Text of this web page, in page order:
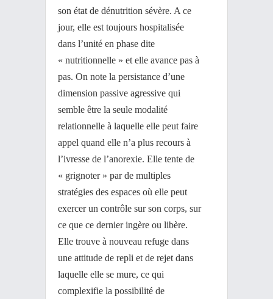
son état de dénutrition sévère. A ce
jour, elle est toujours hospitalisée
dans l’unité en phase dite
« nutritionnelle » et elle avance pas à
pas. On note la persistance d’une
dimension passive agressive qui
semble être la seule modalité
relationnelle à laquelle elle peut faire
appel quand elle n’a plus recours à
l’ivresse de l’anorexie. Elle tente de
« grignoter » par de multiples
stratégies des espaces où elle peut
exercer un contrôle sur son corps, sur
ce que ce dernier ingère ou libère.
Elle trouve à nouveau refuge dans
une attitude de repli et de rejet dans
laquelle elle se mure, ce qui
complexifie la possibilité de